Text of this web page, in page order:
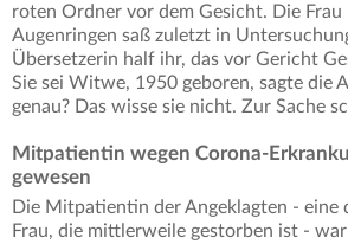
roten Ordner vor dem Gesicht. Die
Augenringen saß zuletzt in
Übersetzerin half ihr, das vor Gericht
Sie sei Witwe, 1950 geboren, sagte die
genau? Das wisse sie nicht. Zur Sache
Mitpatientin wegen Corona-
gewesen
Die Mitpatientin der Angeklagten - eine
Frau, die mittlerweile gestorben ist -